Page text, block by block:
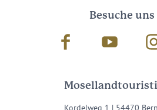
Besuche
Facebook Youtube
Kordelweg 1 | 54470